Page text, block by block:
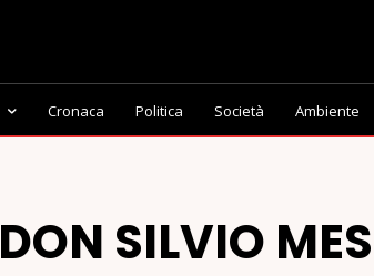
Cronaca Politica Società Ambiente
DON SILVIO